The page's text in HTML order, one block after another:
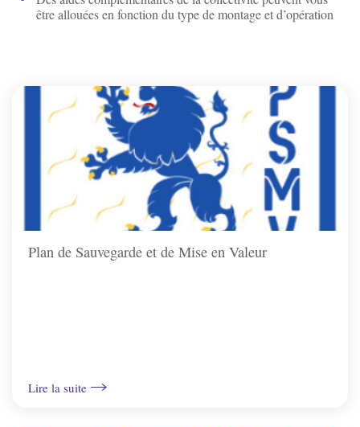
être allouées en fonction du type de montage et d’opération
Plan de Sauvegarde et de Mise en Valeur
Lire la suite